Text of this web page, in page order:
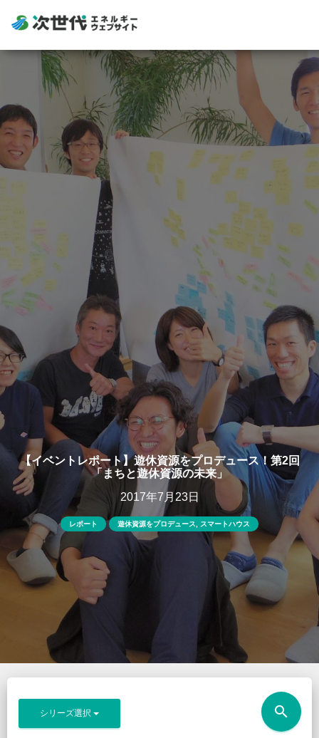
【イベントレポート】遊休資源をプロデュース！第2回
「まちと遊休資源の未来」
2017年7月23日
レポート 遊休資源をプロデュース スマートハウス
シリーズ選択 search